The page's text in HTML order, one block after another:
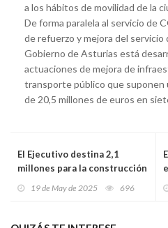
a los hábitos de movilidad de la
De forma paralela al servicio de
de refuerzo y mejora del
Gobierno de Asturias está
actuaciones de mejora de
transporte público que suponen
de 20,5 millones de euros en
El Ejecutivo destina 2,1
millones para la construcción
Onís para alquiler asequible
19 de May de 2025 696